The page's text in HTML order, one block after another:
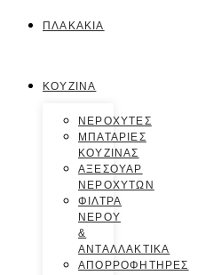
ΠΛΑΚΑΚΙΑ
ΚΟΥΖΙΝΑ
ΝΕΡΟΧΥΤΕΣ
ΜΠΑΤΑΡΙΕΣ
ΚΟΥΖΙΝΑΣ
ΑΞΕΣΟΥΑΡ
ΝΕΡΟΧΥΤΩΝ
ΦΙΛΤΡΑ
ΝΕΡΟΥ
&
ΑΝΤΑΛΛΑΚΤΙΚΑ
ΑΠΟΡΡΟΦΗΤΗΡΕΣ